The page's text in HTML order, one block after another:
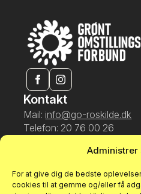
Administrer
For at give dig de bedste
cookies til at gemme og/eller få
Kontakt
Mail: info@go-roskilde.dk
Telefon: 20 76 00 26
CVR 43118935
Info
Om os